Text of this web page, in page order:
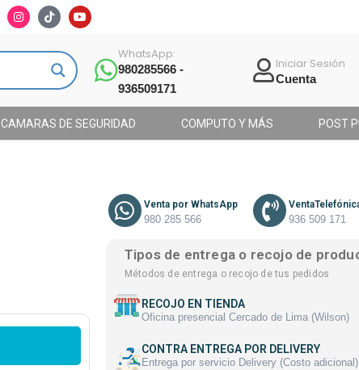
WhatsApp:
980285566 -
936509171
Iniciar Sesión
Cuenta
CAMARAS DE SEGURIDAD COMPUTO Y MÁS POST
Venta por WhatsApp
980 285 566 936 509 171
Tipos de entrega o recojo de
Métodos de entrega o recojo de tus pedidos
RECOJO EN TIENDA
Oficina presencial Cercado de Lima (Wilson)
CONTRA ENTREGA POR DELIVERY
Entrega por servicio Delivery (Costo